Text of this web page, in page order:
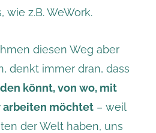
wie z.B. WeWork.
diesen Weg aber
denkt immer dran, dass
könnt, von wo, mit
arbeiten möchtet – weil
der Welt haben, uns